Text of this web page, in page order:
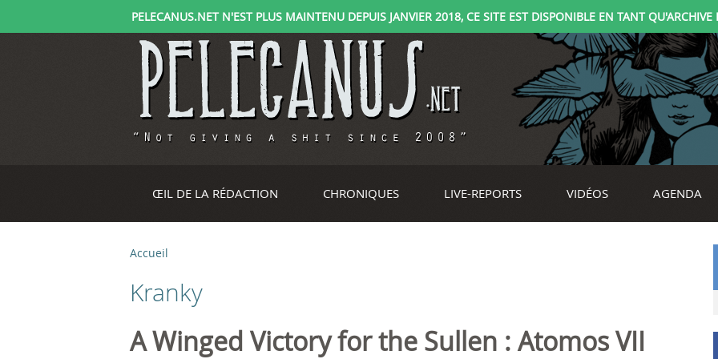
PELECANUS.NET N'EST PLUS MAINTENU DEPUIS JANVIER 2018, CE SITE EST DISPONIBLE EN TANT
ŒIL DE LA RÉDACTION CHRONIQUES LIVE-REPORTS VIDÉOS AGENDA
V
o
u
Accueil
Kranky
A Winged Victory for the Sullen : Atomos VII